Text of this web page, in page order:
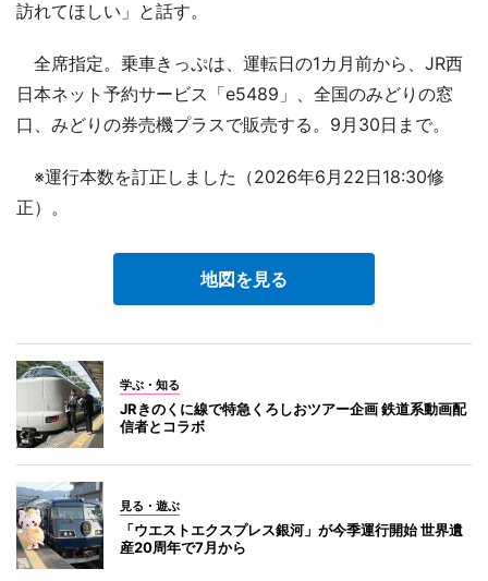
訪れてほしい」と話す。
全席指定。乗車きっぷは、運転日の1カ月前から、JR西
日本ネット予約サービス「e5489」、全国のみどりの窓
口、みどりの券売機プラスで販売する。9月30日まで。
※運行本数を訂正しました（2026年6月22日18:30修
正）。
地図を見る
学ぶ・知る
JRきのくに線で特急くろしおツアー企画 鉄道系動画配
信者とコラボ
見る・遊ぶ
「ウエストエクスプレス銀河」が今季運行開始 世界遺
産20周年で7月から